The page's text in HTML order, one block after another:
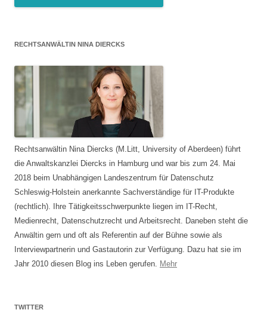
RECHTSANWÄLTIN NINA DIERCKS
Rechtsanwältin Nina Diercks (M.Litt, University of Aberdeen) führt
die Anwaltskanzlei Diercks in Hamburg und war bis zum 24. Mai
2018 beim Unabhängigen Landeszentrum für Datenschutz
Schleswig-Holstein anerkannte Sachverständige für IT-Produkte
(rechtlich). Ihre Tätigkeitsschwerpunkte liegen im IT-Recht,
Medienrecht, Datenschutzrecht und Arbeitsrecht. Daneben steht die
Anwältin gern und oft als Referentin auf der Bühne sowie als
Interviewpartnerin und Gastautorin zur Verfügung. Dazu hat sie im
Jahr 2010 diesen Blog ins Leben gerufen. Mehr
TWITTER